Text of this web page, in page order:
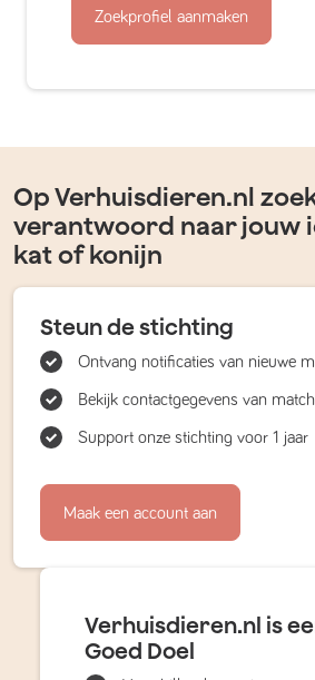
Zoekprofiel aanmaken
Op Verhuisdieren.nl
verantwoord naar jouw
kat of konijn
Steun de stichting
Ontvang notificaties van nieuwe
Bekijk contactgegevens van
Support onze stichting voor 1 jaar
Maak een account aan
Verhuisdieren.nl is
Goed Doel